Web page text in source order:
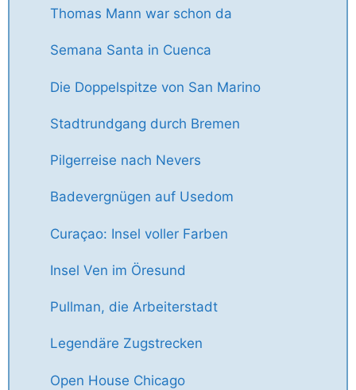
Thomas Mann war schon da
Semana Santa in Cuenca
Die Doppelspitze von San Marino
Stadtrundgang durch Bremen
Pilgerreise nach Nevers
Badevergnügen auf Usedom
Curaçao: Insel voller Farben
Insel Ven im Öresund
Pullman, die Arbeiterstadt
Legendäre Zugstrecken
Open House Chicago